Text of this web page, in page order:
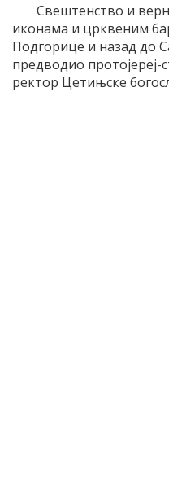
Свештенство и
иконама и црквеним
Подгорице и назад до
предводио
ректор Цетињске